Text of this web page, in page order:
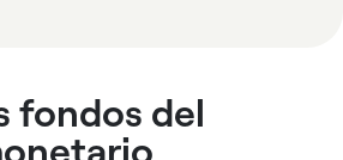
fondos del